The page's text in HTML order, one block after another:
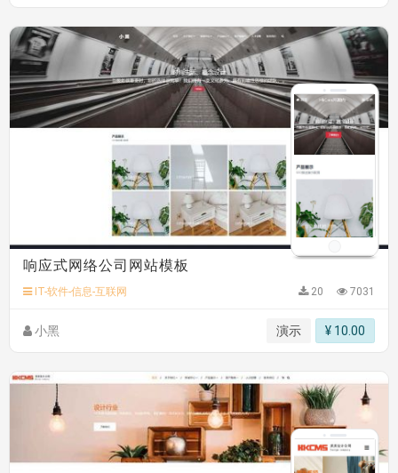
响应式网络公司网站模板
IT-软件-信息-互联网 20 7031
小黑 演示 ¥ 10.00